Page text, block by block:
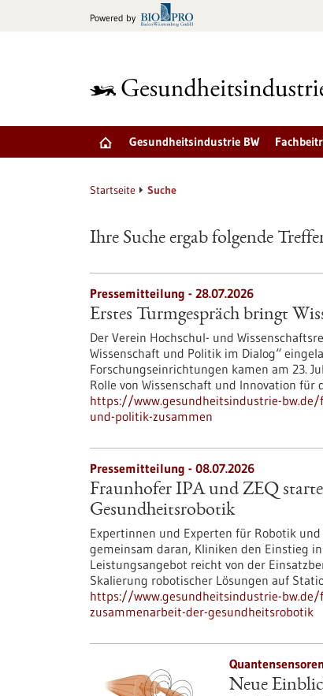
Powered by
Gesundheitsindustrie BW
Startseite Suche
Ihre Suche ergab folgende
Pressemitteilung - 28.07.2026
Erstes Turmgespräch bringt
Der Verein Hochschul- und
Wissenschaft und Politik im Dialog“
Forschungseinrichtungen kamen am 23.
Rolle von Wissenschaft und Innovation
https://www.gesundheitsindustrie-
und-politik-zusammen
Pressemitteilung - 08.07.2026
Fraunhofer IPA und ZEQ
Gesundheitsrobotik
Expertinnen und Experten für Robotik
gemeinsam daran, Kliniken den Einstieg
Leistungsangebot reicht von der
Skalierung robotischer Lösungen auf
https://www.gesundheitsindustrie-
zusammenarbeit-der-gesundheitsrobotik
Neue